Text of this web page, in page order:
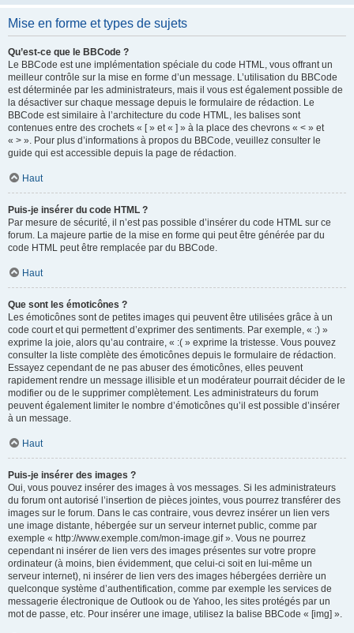
Mise en forme et types de sujets
Qu’est-ce que le BBCode ?
Le BBCode est une implémentation spéciale du code HTML, vous offrant un
meilleur contrôle sur la mise en forme d’un message. L’utilisation du BBCode
est déterminée par les administrateurs, mais il vous est également possible de
la désactiver sur chaque message depuis le formulaire de rédaction. Le
BBCode est similaire à l’architecture du code HTML, les balises sont
contenues entre des crochets « [ » et « ] » à la place des chevrons « < » et
« > ». Pour plus d’informations à propos du BBCode, veuillez consulter le
guide qui est accessible depuis la page de rédaction.
Haut
Puis-je insérer du code HTML ?
Par mesure de sécurité, il n’est pas possible d’insérer du code HTML sur ce
forum. La majeure partie de la mise en forme qui peut être générée par du
code HTML peut être remplacée par du BBCode.
Haut
Que sont les émoticônes ?
Les émoticônes sont de petites images qui peuvent être utilisées grâce à un
code court et qui permettent d’exprimer des sentiments. Par exemple, « :) »
exprime la joie, alors qu’au contraire, « :( » exprime la tristesse. Vous pouvez
consulter la liste complète des émoticônes depuis le formulaire de rédaction.
Essayez cependant de ne pas abuser des émoticônes, elles peuvent
rapidement rendre un message illisible et un modérateur pourrait décider de le
modifier ou de le supprimer complètement. Les administrateurs du forum
peuvent également limiter le nombre d’émoticônes qu’il est possible d’insérer
à un message.
Haut
Puis-je insérer des images ?
Oui, vous pouvez insérer des images à vos messages. Si les administrateurs
du forum ont autorisé l’insertion de pièces jointes, vous pourrez transférer des
images sur le forum. Dans le cas contraire, vous devrez insérer un lien vers
une image distante, hébergée sur un serveur internet public, comme par
exemple « http://www.exemple.com/mon-image.gif ». Vous ne pourrez
cependant ni insérer de lien vers des images présentes sur votre propre
ordinateur (à moins, bien évidemment, que celui-ci soit en lui-même un
serveur internet), ni insérer de lien vers des images hébergées derrière un
quelconque système d’authentification, comme par exemple les services de
messagerie électronique de Outlook ou de Yahoo, les sites protégés par un
mot de passe, etc. Pour insérer une image, utilisez la balise BBCode « [img] ».